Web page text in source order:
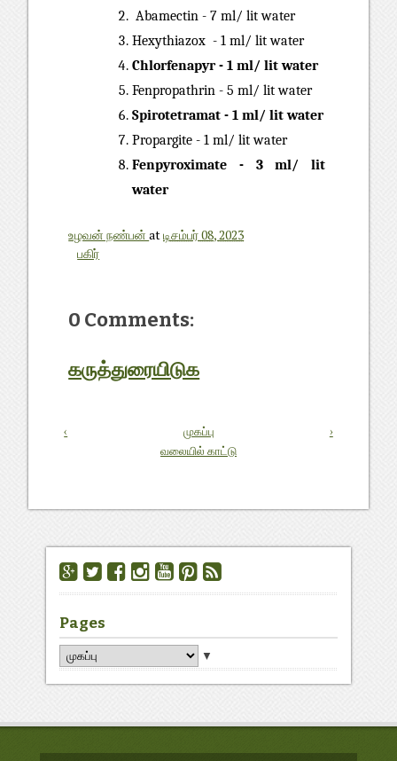
Abamectin - 7 ml/ lit water
Hexythiazox  - 1 ml/ lit water
Chlorfenapyr - 1 ml/ lit water
Fenpropathrin - 5 ml/ lit water
Spirotetramat - 1 ml/ lit water
Propargite - 1 ml/ lit water
Fenpyroximate - 3 ml/ lit
water
உழவன் நண்பன்atடிசம்பர் 08, 2023
பகிர்
0 Comments:
கருத்துரையிடுக
‹ ›
முகப்பு
வலையில் காட்டு
Pages
▼